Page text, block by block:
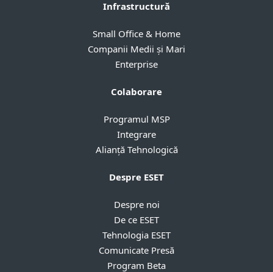
Infrastructură
Small Office & Home
Companii Medii și Mari
Enterprise
Colaborare
Programul MSP
Integrare
Alianță Tehnologică
Despre ESET
Despre noi
De ce ESET
Tehnologia ESET
Comunicate Presă
Program Beta